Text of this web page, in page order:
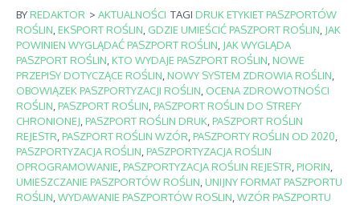
BYREDAKTOR > AKTUALNOŚCI TAGI DRUK ETYKIET PASZPORTÓW
ROŚLIN EKSPORT ROŚLIN GDZIE UMIEŚCIĆ PASZPORT ROŚLIN JAK
POWINIEN WYGLĄDAĆ PASZPORT ROŚLIN JAK WYGLĄDA
PASZPORT ROŚLIN KTO WYDAJE PASZPORT ROŚLIN NOWE
PRZEPISY DOTYCZĄCE ROŚLIN NOWY SYSTEM ZDROWIA ROŚLIN
OBOWIĄZEK PASZPORTYZACJI ROŚLIN OCENA ZDROWOTNOŚCI
ROŚLIN PASZPORT ROŚLIN PASZPORT ROŚLIN DO STREFY
CHRONIONEJ PASZPORT ROŚLIN DRUK PASZPORT ROŚLIN
REJESTR PASZPORT ROŚLIN WZÓR PASZPORTY ROŚLIN OD 2020
PASZPORTYZACJA ROŚLIN PASZPORTYZACJA ROŚLIN
OPROGRAMOWANIE PASZPORTYZACJA ROŚLIN REJESTR PIORIN
UMIESZCZANIE PASZPORTÓW ROŚLIN UNIJNY FORMAT PASZPORTU
ROŚLIN WYDAWANIE PASZPORTÓW ROSLIN WZÓR PASZPORTU